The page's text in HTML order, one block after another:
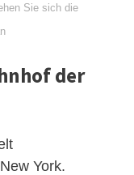
Sie sich die
der
York.